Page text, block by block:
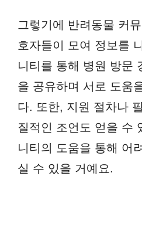
그렇기에 반려동물 커
호자들이 모여 정보를
니티를 통해 병원 방문
을 공유하며 서로 도움
다. 또한, 지원 절차나
질적인 조언도 얻을 수
니티의 도움을 통해 어
실 수 있을 거예요.